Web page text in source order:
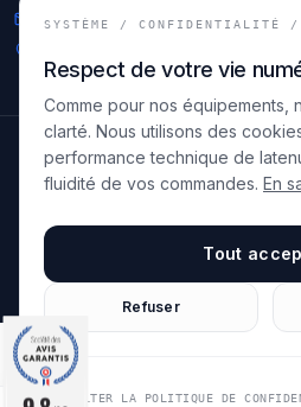
SYSTÈME / CONFIDENTIALITÉ
Respect de votre vie
Comme pour nos équipements,
clarté. Nous utilisons des
performance technique de
fluidité de vos commandes. En
Tout
Refuser
CONSULTER LA POLITIQUE DE
info@latenue.fr
06200 Nice, France
© 2025 LATENUE. Tous
Mentions légalesCGV
FR